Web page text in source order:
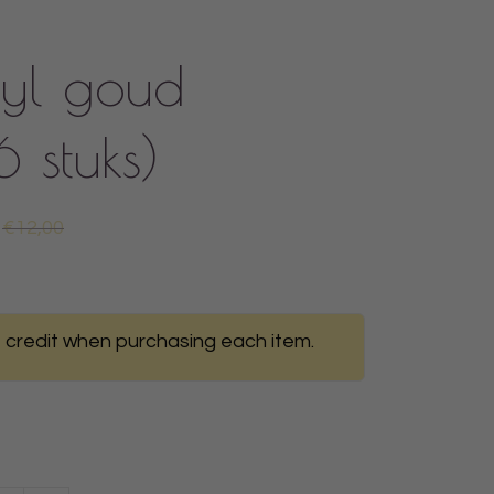
goud
stuks)
€12,00
when purchasing each item.